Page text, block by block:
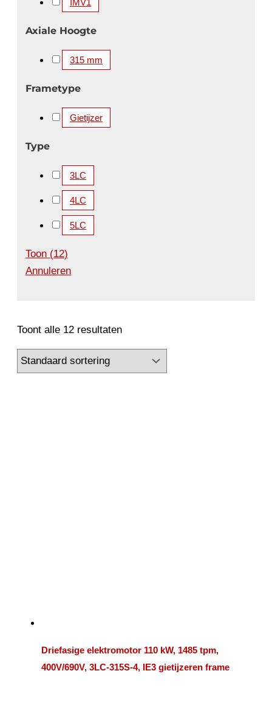
IMV1
Axiale Hoogte
315 mm
Frametype
Gietijzer
Type
3LC
4LC
5LC
Toon (12)
Annuleren
Toont alle 12 resultaten
Driefasige elektromotor 110 kW, 1485 tpm,
400V/690V, 3LC-315S-4, IE3 gietijzeren frame